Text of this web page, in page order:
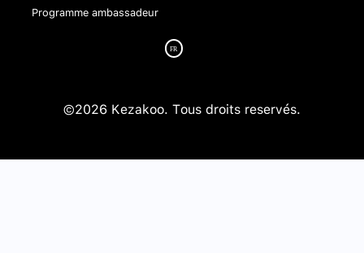
Programme ambassadeur
©2026 Kezakoo. Tous droits reservés.